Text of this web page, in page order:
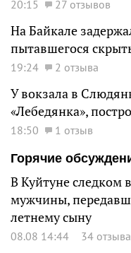
20:15 27 отзывов
На Байкале
пытавшегося
19:24 2 отзыва
У вокзала в
«Лебедянка»,
18:50
1 отзыв
Горячие
В Куйтуне следком
мужчины,
летнему сыну
08.08 14:44 34 отзыва